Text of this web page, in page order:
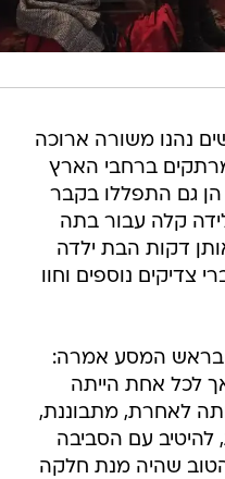
נהנו משורה ארוכה
מרתקים ברחבי הארץ
הן גם התפללו בקבר
קלה עבור בתה
דקות הבת ילדה
צדיקים נוספים וחוו
בראש המסע אמרה:
לכל אחת הייתה
לאחרת, מתבוננת,
להיטיב עם הסביבה
שהיה מנת חלקה